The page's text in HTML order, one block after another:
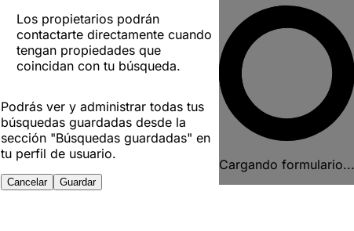
Los propietarios podrán
contactarte directamente cuando
tengan propiedades que
coincidan con tu búsqueda.
Podrás ver y administrar todas tus
búsquedas guardadas desde la
sección "Búsquedas guardadas" en
tu perfil de usuario.
Cancelar Guardar
Cargando formulario...